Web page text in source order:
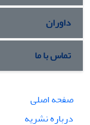
داوران
تماس با ما
صفحه اصلی
درباره نشریه